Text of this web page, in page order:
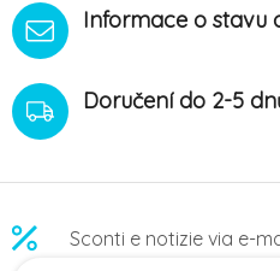
Informace o stavu
Doručení do 2-5
Sconti e notizie via e-